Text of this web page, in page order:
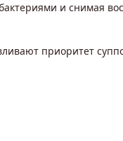
и снимая
приоритет